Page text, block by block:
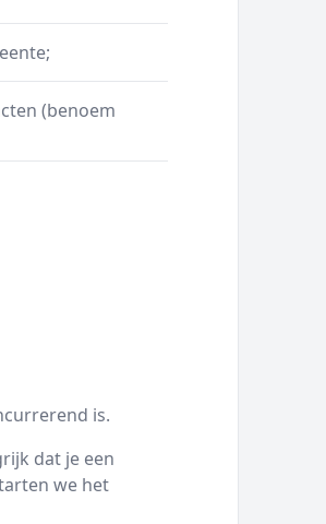
(benoem
is.
dat je een
we het